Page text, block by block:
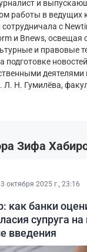
и
работы в ведущих
с
и Bnews, освещая
и правовые
подготовке
деятелями
Н. Гумилёва,
Зифа
3 октября 2025 г., 23:16
как банки
супруга
введения